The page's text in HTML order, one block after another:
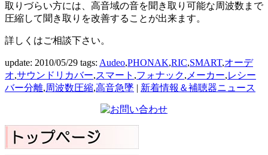
取りづらい方には、高音域の音を聞き取り可能な周波数まで
圧縮して聞き取りを改善することが出来ます。
詳しくはご相談下さい。
update: 2010/05/29 tags: Audeo,PHONAK,RIC,SMART,オーデ
オ,サウンドリカバー,スマート ,フォナック, メーカー,レシー
バー分離,周波数圧縮,高音急墜 | 新着情報＆補聴器ニュース